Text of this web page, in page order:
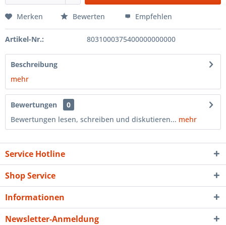
Merken Bewerten Empfehlen
Artikel-Nr.: 8031000375400000000000
Beschreibung
mehr
Bewertungen
0
Bewertungen lesen, schreiben und diskutieren... mehr
Service Hotline
Shop Service
Informationen
Newsletter-Anmeldung